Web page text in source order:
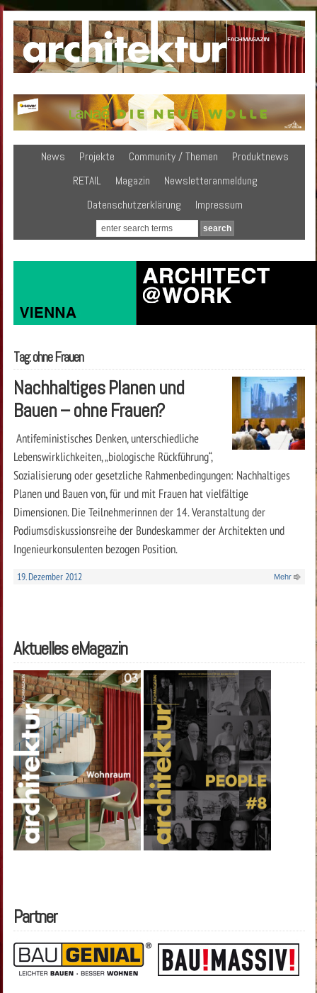
News Projekte Community / Themen
Produktnews
RETAIL
Magazin
Newsletteranmeldung
Datenschutzerklärung
Impressum
Tag: ohne Frauen
Nachhaltiges Planen und
Bauen – ohne Frauen?
Antifeministisches Denken, unterschiedliche
Lebenswirklichkeiten, „biologische Rückführung“,
Sozialisierung oder gesetzliche Rahmenbedingungen: Nachhaltiges
Planen und Bauen von, für und mit Frauen hat vielfältige
Dimensionen. Die Teilnehmerinnen der 14. Veranstaltung der
Podiumsdiskussionsreihe der Bundeskammer der Architekten und
Ingenieurkonsulenten bezogen Position.
19. Dezember 2012 Mehr
Aktuelles eMagazin
Partner